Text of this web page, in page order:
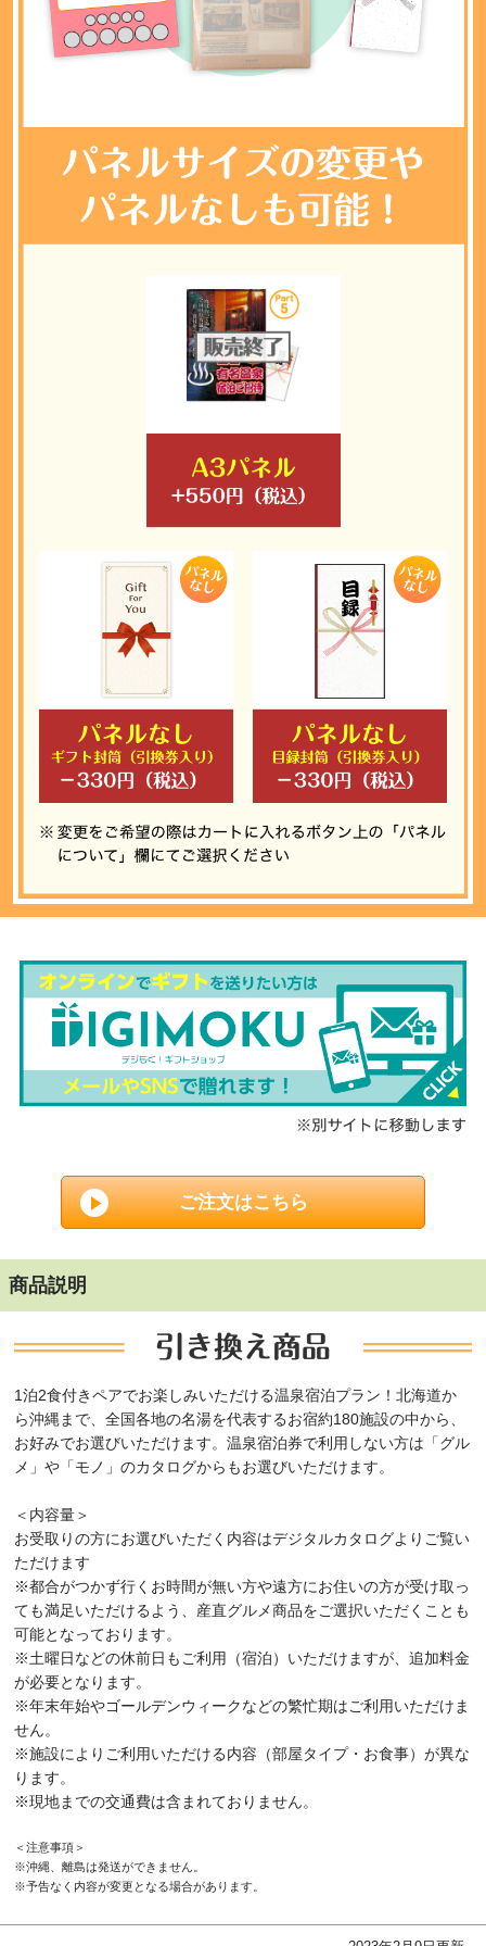
ご注文はこちら
商品説明
1泊2食付きペアでお楽しみいただける温泉宿泊プラン！北海道か
ら沖縄まで、全国各地の名湯を代表するお宿約180施設の中から、
お好みでお選びいただけます。温泉宿泊券で利用しない方は「グル
メ」や「モノ」のカタログからもお選びいただけます。
＜内容量＞
お受取りの方にお選びいただく内容はデジタルカタログよりご覧い
ただけます
※都合がつかず行くお時間が無い方や遠方にお住いの方が受け取っ
ても満足いただけるよう、産直グルメ商品をご選択いただくことも
可能となっております。
※土曜日などの休前日もご利用（宿泊）いただけますが、追加料金
が必要となります。
※年末年始やゴールデンウィークなどの繁忙期はご利用いただけま
せん。
※施設によりご利用いただける内容（部屋タイプ・お食事）が異な
ります。
※現地までの交通費は含まれておりません。
＜注意事項＞
※沖縄、離島は発送ができません。
※予告なく内容が変更となる場合があります。